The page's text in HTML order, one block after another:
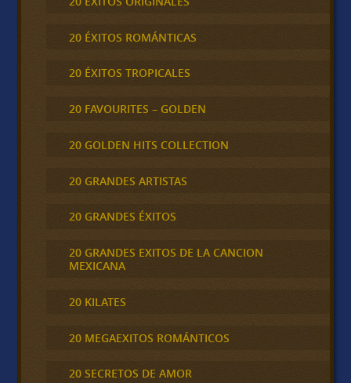
20 ÉXITOS ROMÁNTICAS
20 ÉXITOS TROPICALES
20 FAVOURITES – GOLDEN
20 GOLDEN HITS COLLECTION
20 GRANDES ARTISTAS
20 GRANDES ÉXITOS
20 GRANDES EXITOS DE LA CANCION
MEXICANA
20 KILATES
20 MEGAEXITOS ROMÁNTICOS
20 SECRETOS DE AMOR